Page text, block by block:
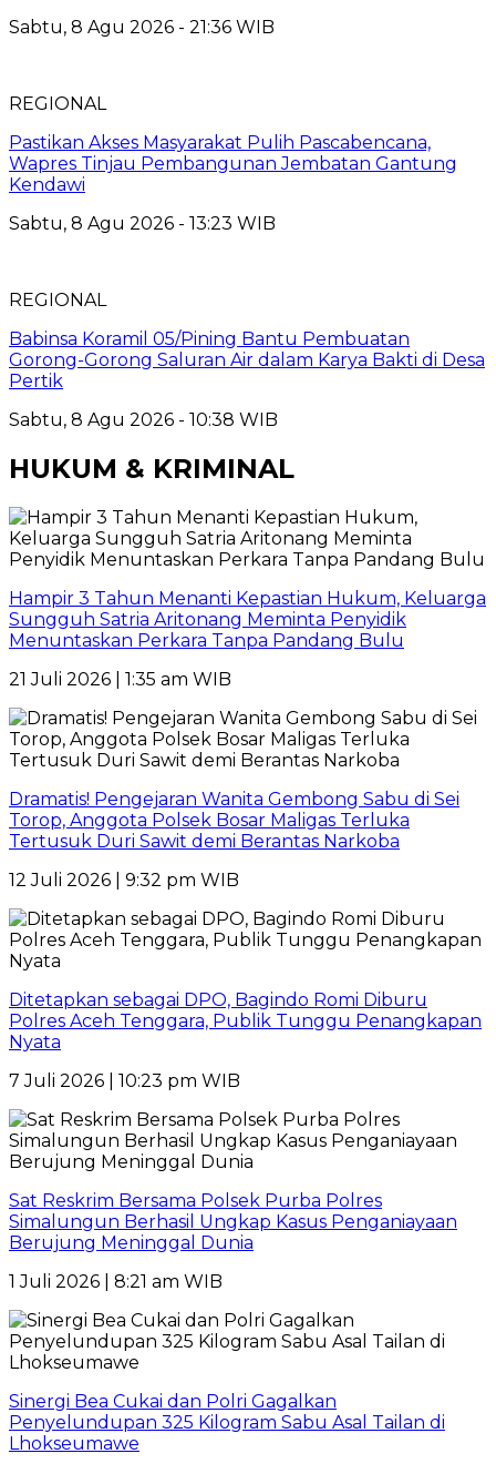
Sabtu, 8 Agu 2026 - 21:36 WIB
REGIONAL
Pastikan Akses Masyarakat Pulih Pascabencana,
Wapres Tinjau Pembangunan Jembatan Gantung
Kendawi
Sabtu, 8 Agu 2026 - 13:23 WIB
REGIONAL
Babinsa Koramil 05/Pining Bantu Pembuatan
Gorong-Gorong Saluran Air dalam Karya Bakti di Desa
Pertik
Sabtu, 8 Agu 2026 - 10:38 WIB
HUKUM & KRIMINAL
Hampir 3 Tahun Menanti Kepastian Hukum, Keluarga
Sungguh Satria Aritonang Meminta Penyidik
Menuntaskan Perkara Tanpa Pandang Bulu
21 Juli 2026 | 1:35 am WIB
Dramatis! Pengejaran Wanita Gembong Sabu di Sei
Torop, Anggota Polsek Bosar Maligas Terluka
Tertusuk Duri Sawit demi Berantas Narkoba
12 Juli 2026 | 9:32 pm WIB
Ditetapkan sebagai DPO, Bagindo Romi Diburu
Polres Aceh Tenggara, Publik Tunggu Penangkapan
Nyata
7 Juli 2026 | 10:23 pm WIB
Sat Reskrim Bersama Polsek Purba Polres
Simalungun Berhasil Ungkap Kasus Penganiayaan
Berujung Meninggal Dunia
1 Juli 2026 | 8:21 am WIB
Sinergi Bea Cukai dan Polri Gagalkan
Penyelundupan 325 Kilogram Sabu Asal Tailan di
Lhokseumawe